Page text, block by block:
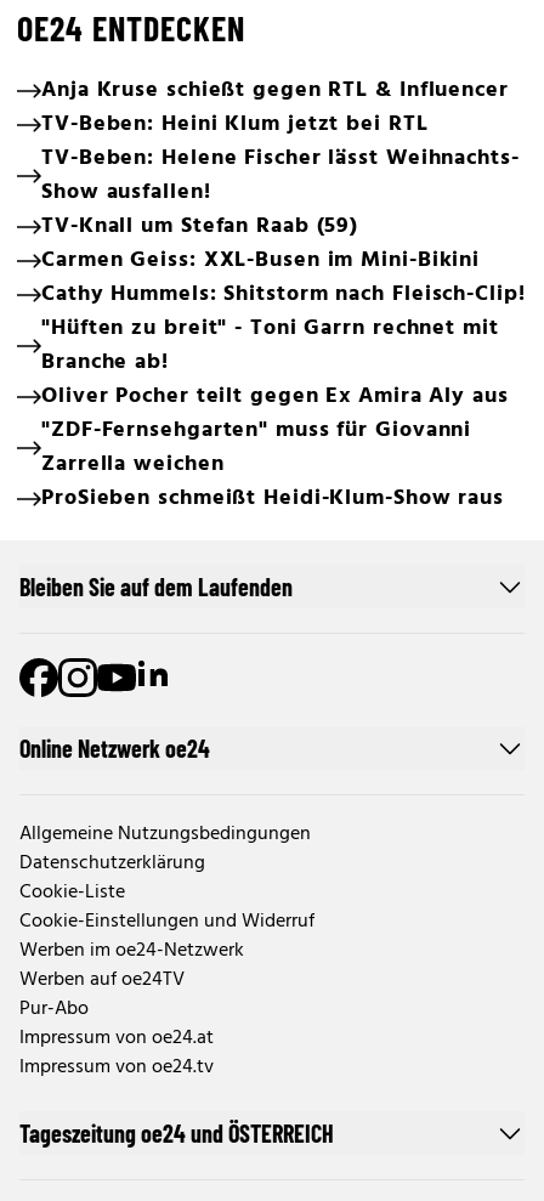
OE24 ENTDECKEN
Anja Kruse schießt gegen RTL & Influencer
TV-Beben: Heini Klum jetzt bei RTL
TV-Beben: Helene Fischer lässt Weihnachts-
Show ausfallen!
TV-Knall um Stefan Raab (59)
Carmen Geiss: XXL-Busen im Mini-Bikini
Cathy Hummels: Shitstorm nach Fleisch-Clip!
"Hüften zu breit" - Toni Garrn rechnet mit
Branche ab!
Oliver Pocher teilt gegen Ex Amira Aly aus
"ZDF-Fernsehgarten" muss für Giovanni
Zarrella weichen
ProSieben schmeißt Heidi-Klum-Show raus
Online Netzwerk oe24
Allgemeine Nutzungsbedingungen
Datenschutzerklärung
Cookie-Liste
Cookie-Einstellungen und Widerruf
Werben im oe24-Netzwerk
Werben auf oe24TV
Pur-Abo
Impressum von oe24.at
Impressum von oe24.tv
Tageszeitung oe24 und ÖSTERREICH
Bleiben Sie auf dem Laufenden